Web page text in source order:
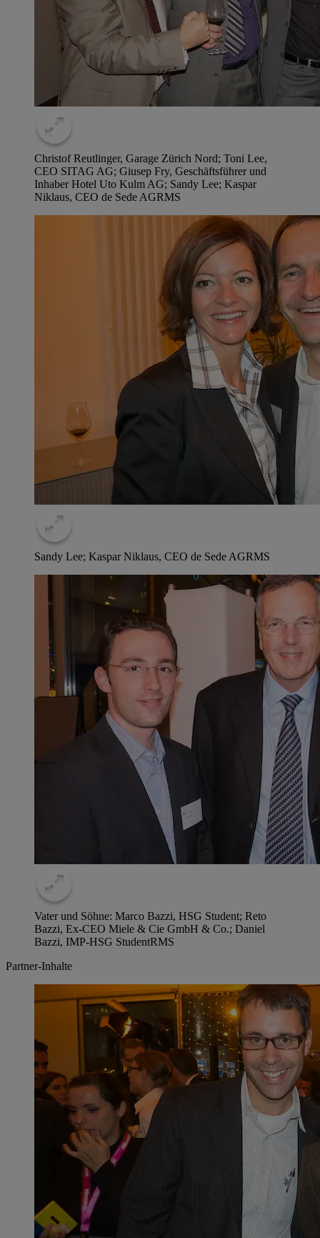
Christof Reutlinger, Garage Zürich Nord; Toni Lee,
CEO SITAG AG; Giusep Fry, Geschäftsführer und
Inhaber Hotel Uto Kulm AG; Sandy Lee; Kaspar
Niklaus, CEO de Sede AGRMS
Sandy Lee; Kaspar Niklaus, CEO de Sede AGRMS
Vater und Söhne: Marco Bazzi, HSG Student; Reto
Bazzi, Ex-CEO Miele & Cie GmbH & Co.; Daniel
Bazzi, IMP-HSG StudentRMS
Partner-Inhalte